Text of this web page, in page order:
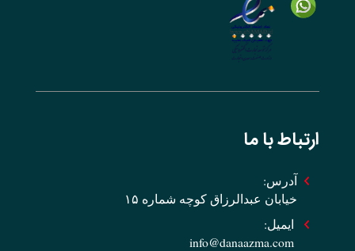
ارتباط با ما
آدرس:
خیابان عبدالرزاق کوچه شماره ۱۵
ایمیل:
info@danaazma.com